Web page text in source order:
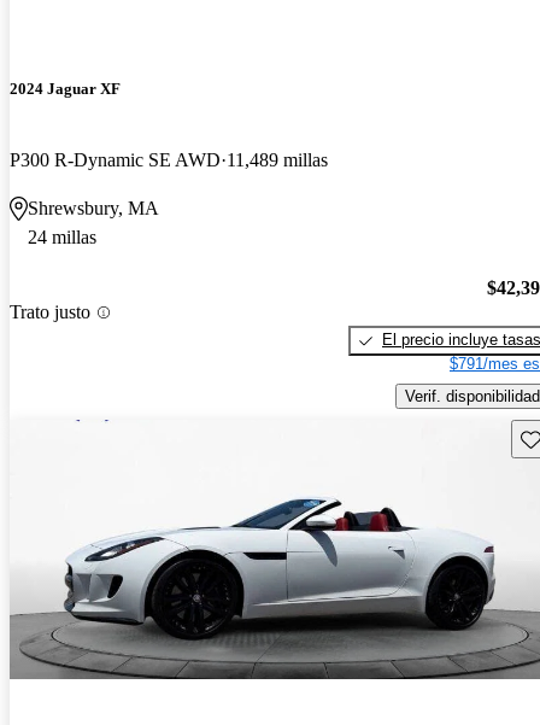
2024 Jaguar XF
P300 R-Dynamic SE AWD 11,489 millas
Shrewsbury, MA
24 millas
Trato justo
El precio incluye tasas
$791/mes
Verif. disponibilidad